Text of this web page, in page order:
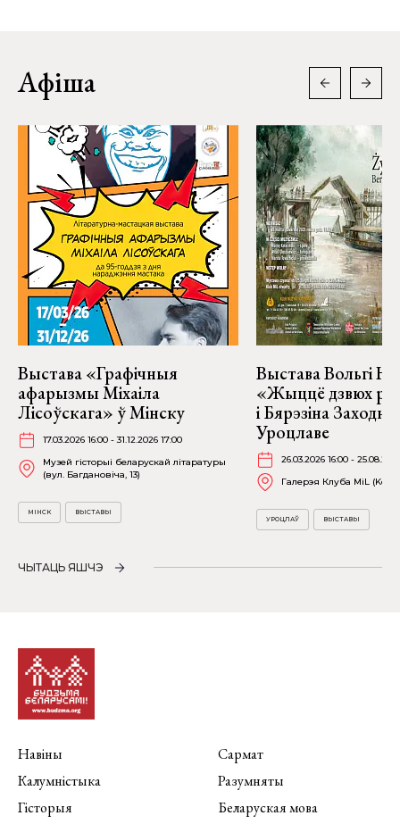
Афіша
Выстава «Графічныя
афарызмы Міхаіла
Лісоўскага» ў Мінску
17.03.2026 16:00 - 31.12.2026 17:00
Музей гісторыі беларускай літаратуры
(вул. Багдановіча, 13)
МІНСК ВЫСТАВЫ
Выстава Вольгі
«Жыццё дзвюх
і Бярэзіна
Уроцлаве
26.03.2026 16:00 -
Галерэя Клуба MiL
УРОЦЛАЎ ВЫСТАВЫ
ЧЫТАЦЬ ЯШЧЭ
Навіны
Калумністыка
Гісторыя
Сармат
Разумняты
Беларуская мова